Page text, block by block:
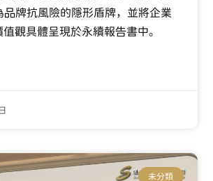
品牌抗風險的隱形盾牌，並將企業
觀具體呈現於永續報告書中。
未分類